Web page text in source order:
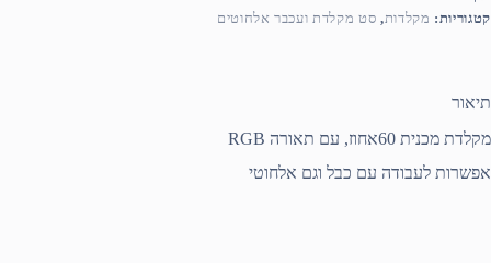
קטגוריות: מקלדות, סט מקלדת ועכבר אלחוטים
תיאור
מקלדת מכנית 60אחוז, עם תאורה RGB
אפשרות לעבודה עם כבל וגם אלחוטי